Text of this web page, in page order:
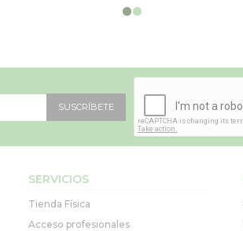
SUSCRÍBETE
SERVICIOS
Tienda Física
Acceso profesionales